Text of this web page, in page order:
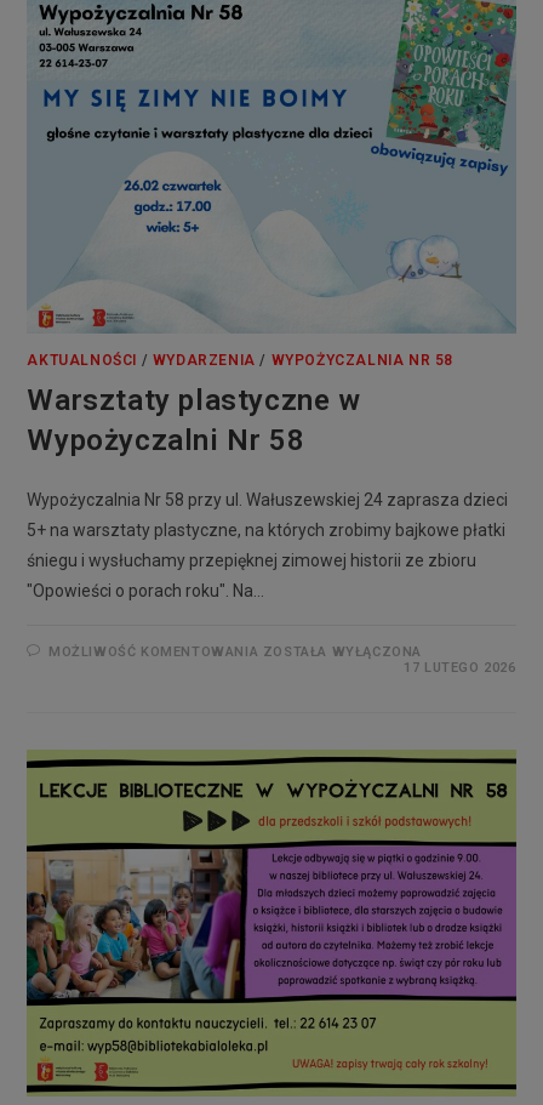
AKTUALNOŚCI / WYDARZENIA / WYPOŻYCZALNIA NR 58
Warsztaty plastyczne w
Wypożyczalni Nr 58
Wypożyczalnia Nr 58 przy ul. Wałuszewskiej 24 zaprasza dzieci
5+ na warsztaty plastyczne, na których zrobimy bajkowe płatki
śniegu i wysłuchamy przepięknej zimowej historii ze zbioru
"Opowieści o porach roku". Na…
MOŻLIWOŚĆ KOMENTOWANIA ZOSTAŁA WYŁĄCZONA
17 LUTEGO 2026